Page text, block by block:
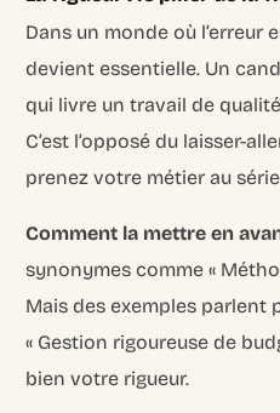
Dans un monde où l’erreur
devient essentielle. Un
qui livre un travail de
C’est l’opposé du laisser-
prenez votre métier au
Comment la mettre en
synonymes comme «
Mais des exemples parlent
« Gestion rigoureuse de
bien votre rigueur.